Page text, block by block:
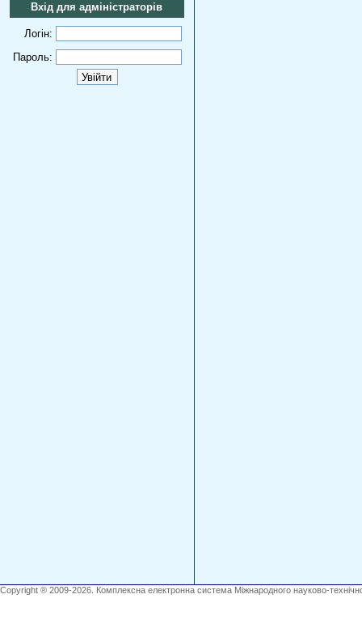
Вхід для адміністраторів
Логін:
Пароль:
Copyright ® 2009-2026. Комплексна електронна система Міжнародного науково-